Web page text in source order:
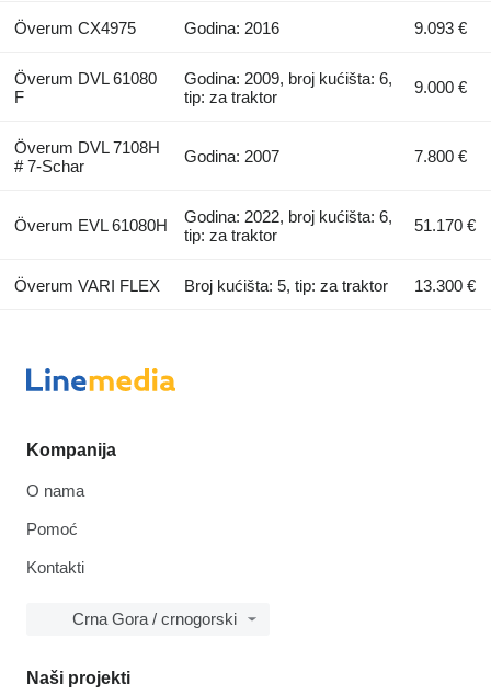
Överum CX4975 Godina: 2016 9.093 €
Överum DVL 61080
F
Godina: 2009, broj kućišta: 6,
tip: za traktor
9.000 €
Överum DVL 7108H
# 7-Schar
Godina: 2007 7.800 €
Överum EVL 61080H
Godina: 2022, broj kućišta: 6,
tip: za traktor
51.170 €
Överum VARI FLEX Broj kućišta: 5, tip: za traktor 13.300 €
Kompanija
O nama
Pomoć
Kontakti
Crna Gora / crnogorski
Naši projekti